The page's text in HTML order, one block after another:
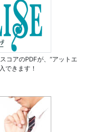
コアのPDFが、 “アットエ
できます！